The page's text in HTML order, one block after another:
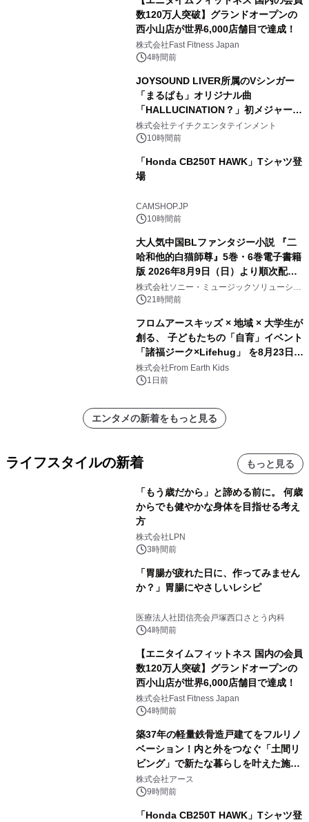
数120万人突破】グランドオープンの
西小山店が世界6,000店舗目で達成！
株式会社Fast Fitness Japan
4時間前
JOYSOUND LIVER所属のVシンガー
「まるぱも」オリジナル曲
「HALLUCINATION？」初メジャー配
信リリース決定！
株式会社テイチクエンタテインメント
10時間前
「Honda CB250T HAWK」Tシャツ登
場
CAMSHOP.JP
10時間前
大人気中国BLファンタジー小説 『二
哈和他的白猫師尊』5巻・6巻電子書籍
版 2026年8月9日（日）より順次配信
開始
株式会社ソニー・ミュージックソリューショ
ンズ21時間前
フロムアースキッズ × 地域 × 大学生が
創る、 子どもたちの「自育」イベント
「諸福ジーク×Lifehug」 を8月23日
(日)開催
株式会社From Earth Kids
1日前
エンタメの新着をもっと見る
ライフスタイルの新着 もっと見る
「もう歳だから」と諦める前に。 何歳
からでも健やかな身体を目指せる考え
方
株式会社LPN
3時間前
「胃腸が疲れた日に、作ってみません
か？」胃腸にやさしいレシピ
医療法人社団信亮会戸塚西口さとう内科
4時間前
【エニタイムフィットネス 国内の会員
数120万人突破】グランドオープンの
西小山店が世界6,000店舗目で達成！
株式会社Fast Fitness Japan
4時間前
築37年の軽量鉄骨造戸建てをフルリノ
ベーション！内と外をつなぐ「土間リ
ビング」で新たな暮らしを叶えた施工
事例を株式会社アースが公開
株式会社アース
9時間前
「Honda CB250T HAWK」Tシャツ登